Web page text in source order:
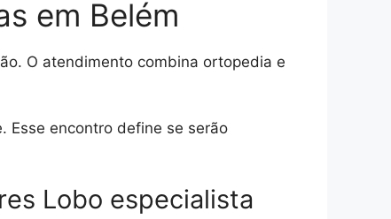
em Belém
O atendimento combina ortopedia e
Esse encontro define se serão
Lobo especialista